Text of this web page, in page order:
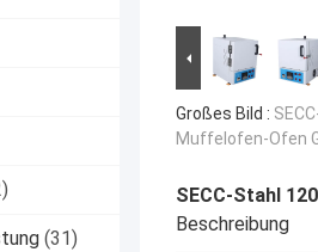
(31)
Großes Bild :
Muffelofen-Ofen
SECC-Stahl
Beschreibung